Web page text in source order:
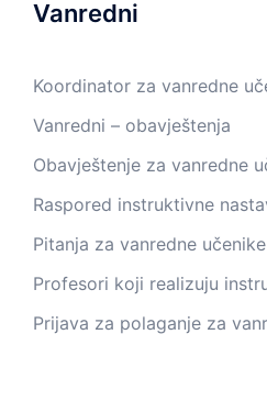
Vanredni
Koordinator za vanredne
Vanredni – obavještenja
Obavještenje za vanredne
Raspored instruktivne
Pitanja za vanredne učenike
Profesori koji realizuju
Prijava za polaganje za